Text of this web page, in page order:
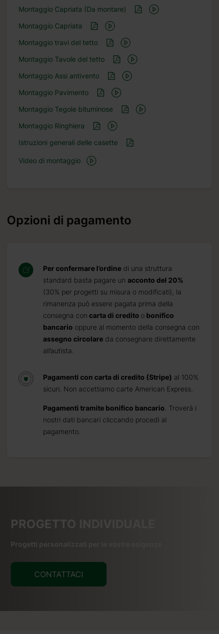
Montaggio Capriata (Da montare)
Montaggio Capriata
Montaggio travi del tetto
Montaggio Tavole del tetto
Montaggio Assi antivento
Montaggio Pavimento
Montaggio Tegole bituminose
Montaggio Ringhiera
Istruzioni generali delle casette
Video di montaggio
Opzioni di pagamento
Per confermare l’ordine di una struttura
standard basta pagare un acconto del 20%
(30% per progetti su misura o modificati), la
rimanenza può essere pagata prima della
consegna con carta di credito o bonifico
bancario oppure al momento della consegna con
assegno circolare da consegnare direttamente
all’autista.
Pagamenti con carta di credito (Stripe) al 100%
sicuri. Non accettiamo carte American Express.
Pagamenti tramite bonifico bancario . Troverà i
nostri dati bancari cliccando procedi al
pagamento.
PROGETTO INDIVIDUALE
Progetti personalizzati per le vostre esigenze
CONTATTACI